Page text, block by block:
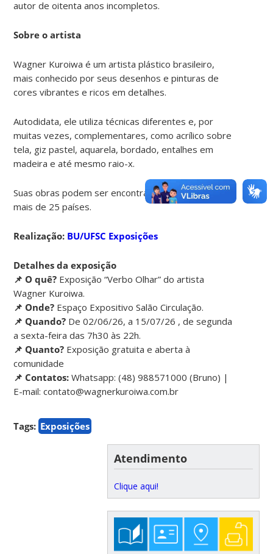
autor de oitenta anos incompletos.
Sobre o artista
Wagner Kuroiwa é um artista plástico brasileiro,
mais conhecido por seus desenhos e pinturas de
cores vibrantes e ricos em detalhes.
Autodidata, ele utiliza técnicas diferentes e, por
muitas vezes, complementares, como acrílico sobre
tela, giz pastel, aquarela, bordado, entalhes em
madeira e até mesmo raio-x.
Suas obras podem ser encontradas em coleções de
mais de 25 países.
Realização: BU/UFSC Exposições
Detalhes da exposição
📌 O quê? Exposição “Verbo Olhar” do artista
Wagner Kuroiwa.
📌 Onde? Espaço Expositivo Salão Circulação.
📌 Quando? De 02/06/26, a 15/07/26 , de segunda
a sexta-feira das 7h30 às 22h.
📌 Quanto? Exposição gratuita e aberta à
comunidade
📌 Contatos: Whatsapp: (48) 988571000 (Bruno) |
E-mail: contato@wagnerkuroiwa.com.br
Tags: Exposições
Atendimento
Clique aqui!